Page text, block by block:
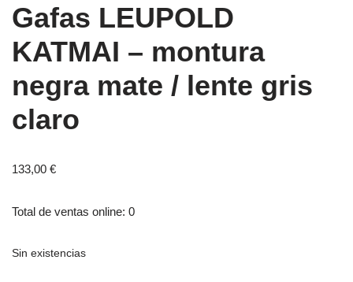
Gafas LEUPOLD
KATMAI – montura
negra mate / lente gris
claro
133,00 €
Total de ventas online: 0
Sin existencias